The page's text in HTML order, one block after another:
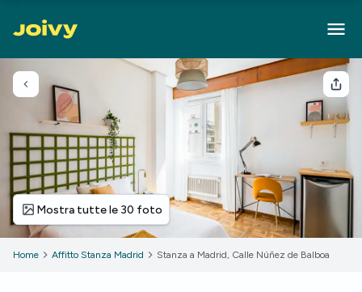
Torna indietro
Mostra tutte le 30 foto
Home Affitto Stanza Madrid Stanza a Madrid, Calle Núñez de Balboa